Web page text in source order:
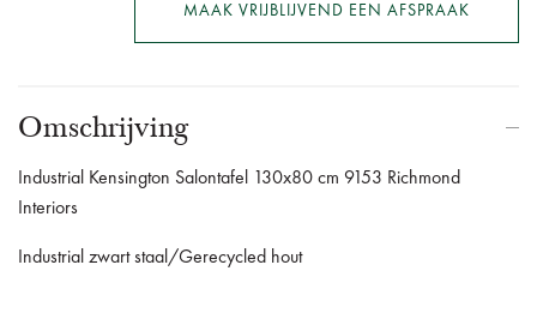
MAAK VRIJBLIJVEND EEN AFSPRAAK
Omschrijving
Industrial Kensington Salontafel 130x80 cm 9153 Richmond
Interiors
Industrial zwart staal/Gerecycled hout